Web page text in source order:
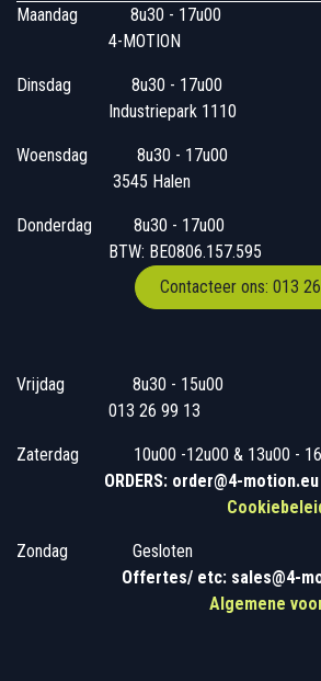
Maandag
​8u30 -
4-MOTION
Dinsdag
​8u30 -
Industriepark 1110
Woensdag
8u30 -
3545 Halen
Donderdag
​​8u30 -
BTW:
Contacteer ons: 013
Vrijdag
​8u30 -
013 26 99 13
Zaterdag
​10u00 -12u00 &
ORDERS: order@4-
Zondag
​​Gesloten
Offertes/ etc: sales@4-
Algemene